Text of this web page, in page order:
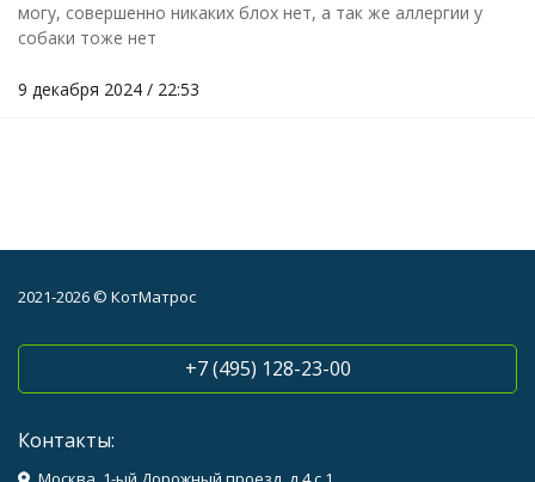
могу, совершенно никаких блох нет, а так же аллергии у
собаки тоже нет
9 декабря 2024 / 22:53
2021-2026 © КотМатрос
+7 (495) 128-23-00
Контакты: